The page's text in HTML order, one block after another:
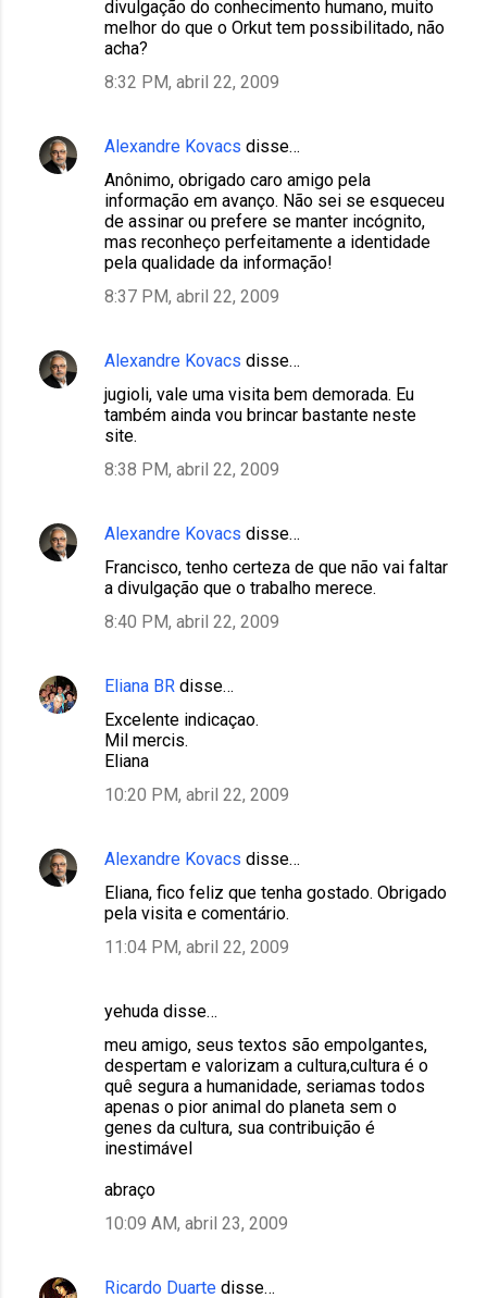
divulgação do conhecimento humano, muito
melhor do que o Orkut tem possibilitado, não
acha?
8:32 PM, abril 22, 2009
Alexandre Kovacs disse…
Anônimo, obrigado caro amigo pela
informação em avanço. Não sei se esqueceu
de assinar ou prefere se manter incógnito,
mas reconheço perfeitamente a identidade
pela qualidade da informação!
8:37 PM, abril 22, 2009
Alexandre Kovacs disse…
jugioli, vale uma visita bem demorada. Eu
também ainda vou brincar bastante neste
site.
8:38 PM, abril 22, 2009
Alexandre Kovacs disse…
Francisco, tenho certeza de que não vai faltar
a divulgação que o trabalho merece.
8:40 PM, abril 22, 2009
Eliana BR disse…
Excelente indicaçao.
Mil mercis.
Eliana
10:20 PM, abril 22, 2009
Alexandre Kovacs disse…
Eliana, fico feliz que tenha gostado. Obrigado
pela visita e comentário.
11:04 PM, abril 22, 2009
yehuda disse…
meu amigo, seus textos são empolgantes,
despertam e valorizam a cultura,cultura é o
quê segura a humanidade, seriamas todos
apenas o pior animal do planeta sem o
genes da cultura, sua contribuição é
inestimável
abraço
10:09 AM, abril 23, 2009
Ricardo Duarte disse…